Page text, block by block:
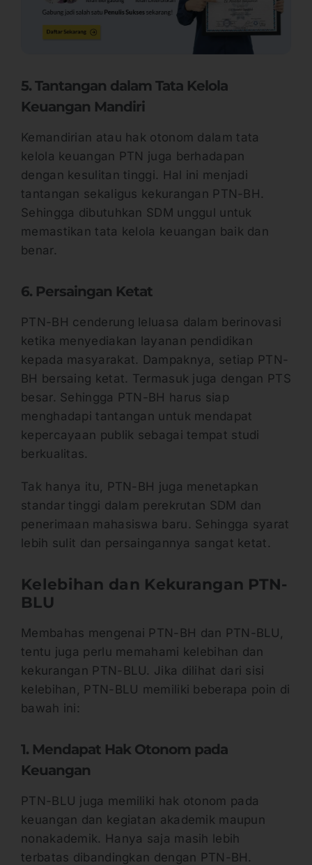
5. Tantangan dalam Tata Kelola
Keuangan Mandiri
Kemandirian atau hak otonom dalam tata
kelola keuangan PTN juga berhadapan
dengan kesulitan tinggi. Hal ini menjadi
tantangan sekaligus kekurangan PTN-BH.
Sehingga dibutuhkan SDM unggul untuk
memastikan tata kelola keuangan baik dan
benar.
6. Persaingan Ketat
PTN-BH cenderung leluasa dalam berinovasi
ketika menyediakan layanan pendidikan
kepada masyarakat. Dampaknya, setiap PTN-
BH bersaing ketat. Termasuk juga dengan PTS
besar. Sehingga PTN-BH harus siap
menghadapi tantangan untuk mendapat
kepercayaan publik sebagai tempat studi
berkualitas.
Tak hanya itu, PTN-BH juga menetapkan
standar tinggi dalam perekrutan SDM dan
penerimaan mahasiswa baru. Sehingga syarat
lebih sulit dan persaingannya sangat ketat.
Kelebihan dan Kekurangan PTN-
BLU
Membahas mengenai PTN-BH dan PTN-BLU,
tentu juga perlu memahami kelebihan dan
kekurangan PTN-BLU. Jika dilihat dari sisi
kelebihan, PTN-BLU memiliki beberapa poin di
bawah ini:
1. Mendapat Hak Otonom pada
Keuangan
PTN-BLU juga memiliki hak otonom pada
keuangan dan kegiatan akademik maupun
nonakademik. Hanya saja masih lebih
terbatas dibandingkan dengan PTN-BH.